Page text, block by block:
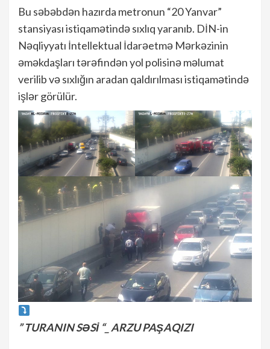
Bu səbəbdən hazırda metronun “20 Yanvar”
stansiyası istiqamətində sıxlıq yaranıb. DİN-in
Nəqliyyatı İntellektual İdarəetmə Mərkəzinin
əməkdaşları tərəfindən yol polisinə məlumat
verilib və sıxlığın aradan qaldırılması istiqamətində
işlər görülür.
” TURANIN SƏSİ “_ ARZU PAŞAQIZI